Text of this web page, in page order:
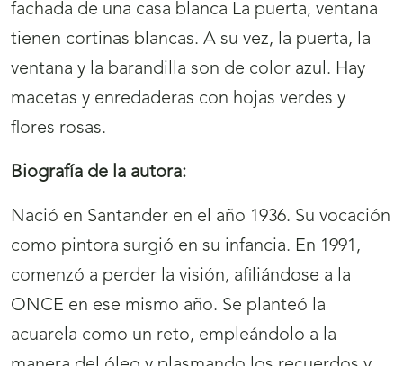
fachada de una casa blanca La puerta, ventana
tienen cortinas blancas. A su vez, la puerta, la
ventana y la barandilla son de color azul. Hay
macetas y enredaderas con hojas verdes y
flores rosas.
Biografía de la autora:
Nació en Santander en el año 1936. Su vocación
como pintora surgió en su infancia. En 1991,
comenzó a perder la visión, afiliándose a la
ONCE en ese mismo año. Se planteó la
acuarela como un reto, empleándolo a la